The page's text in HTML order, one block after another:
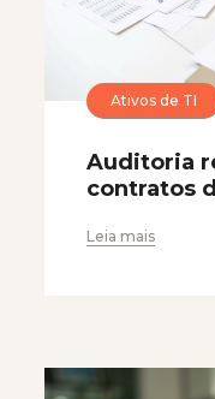
Ativos de TI
Auditoria
contratos
Leia mais